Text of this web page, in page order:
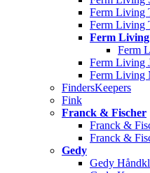
Ferm Living
Ferm Living
Ferm
Ferm
Ferm Living
Ferm Living
FindersKeepers
Fink
Franck & Fischer
Franck &
Franck &
Gedy
Gedy